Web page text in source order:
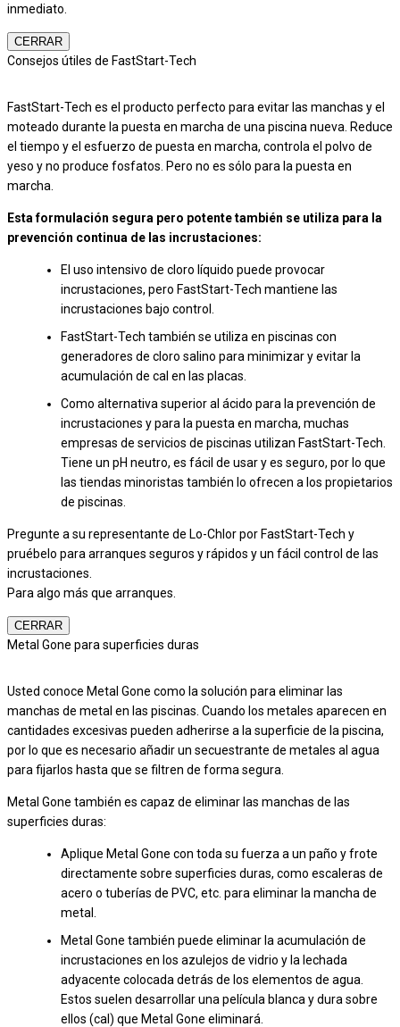
inmediato.
CERRAR
Consejos útiles de FastStart-Tech
FastStart-Tech es el producto perfecto para evitar las manchas y el
moteado durante la puesta en marcha de una piscina nueva. Reduce
el tiempo y el esfuerzo de puesta en marcha, controla el polvo de
yeso y no produce fosfatos. Pero no es sólo para la puesta en
marcha.
Esta formulación segura pero potente también se utiliza para la
prevención continua de las incrustaciones:
El uso intensivo de cloro líquido puede provocar
incrustaciones, pero FastStart-Tech mantiene las
incrustaciones bajo control.
FastStart-Tech también se utiliza en piscinas con
generadores de cloro salino para minimizar y evitar la
acumulación de cal en las placas.
Como alternativa superior al ácido para la prevención de
incrustaciones y para la puesta en marcha, muchas
empresas de servicios de piscinas utilizan FastStart-Tech.
Tiene un pH neutro, es fácil de usar y es seguro, por lo que
las tiendas minoristas también lo ofrecen a los propietarios
de piscinas.
Pregunte a su representante de Lo-Chlor por FastStart-Tech y
pruébelo para arranques seguros y rápidos y un fácil control de las
incrustaciones.
Para algo más que arranques.
CERRAR
Metal Gone para superficies duras
Usted conoce Metal Gone como la solución para eliminar las
manchas de metal en las piscinas. Cuando los metales aparecen en
cantidades excesivas pueden adherirse a la superficie de la piscina,
por lo que es necesario añadir un secuestrante de metales al agua
para fijarlos hasta que se filtren de forma segura.
Metal Gone también es capaz de eliminar las manchas de las
superficies duras:
Aplique Metal Gone con toda su fuerza a un paño y frote
directamente sobre superficies duras, como escaleras de
acero o tuberías de PVC, etc. para eliminar la mancha de
metal.
Metal Gone también puede eliminar la acumulación de
incrustaciones en los azulejos de vidrio y la lechada
adyacente colocada detrás de los elementos de agua.
Estos suelen desarrollar una película blanca y dura sobre
ellos (cal) que Metal Gone eliminará.